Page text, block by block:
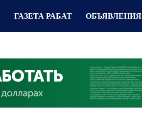
ГАЗЕТА РАБАТ ОБЪЯВЛЕНИЯ